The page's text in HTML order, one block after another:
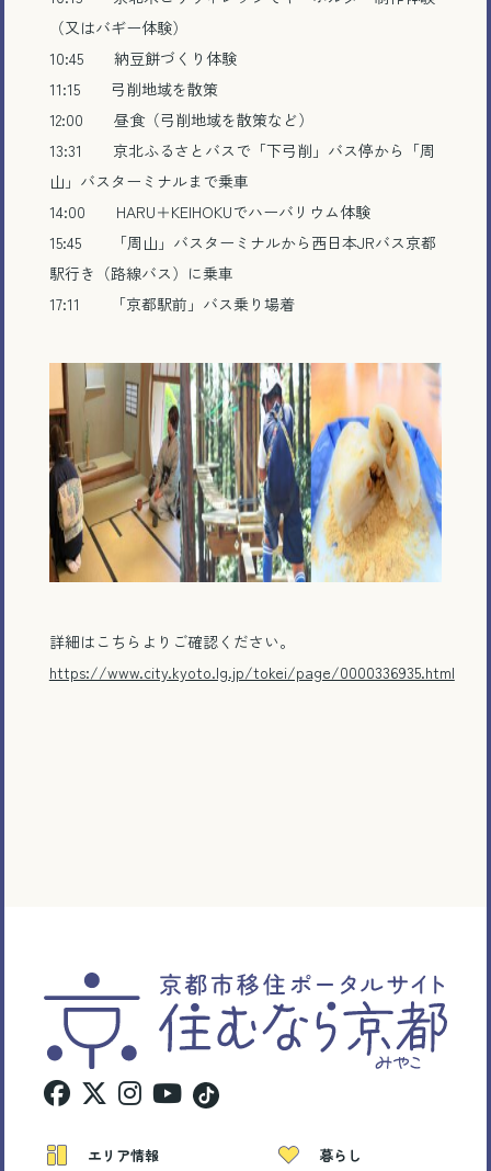
（又はバギー体験）
10:45 納豆餅づくり体験
11:15 弓削地域を散策
12:00 昼食（弓削地域を散策など）
13:31 京北ふるさとバスで「下弓削」バス停から「周
山」バスターミナルまで乗車
14:00 HARU＋KEIHOKUでハーバリウム体験
15:45 「周山」バスターミナルから西日本JRバス京都
駅行き（路線バス）に乗車
17:11 「京都駅前」バス乗り場着
詳細はこちらよりご確認ください。
https://www.city.kyoto.lg.jp/tokei/page/0000336935.html
エリア情報 暮らし